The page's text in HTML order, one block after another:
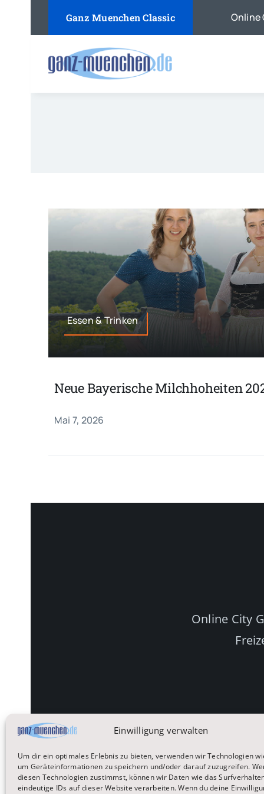
Einwilligung verwalten
Um dir ein optimales Erlebnis zu bieten, verwenden wir Technologien
um Geräteinformationen zu speichern und/oder darauf zuzugreifen.
diesen Technologien zustimmst, können wir Daten wie das
eindeutige IDs auf dieser Website verarbeiten. Wenn du deine
Ganz Muenchen Classic Online
Essen & Trinken
Neue Bayerische Milchhoheiten
Mai 7, 2026
Online City
Startseite Reisen